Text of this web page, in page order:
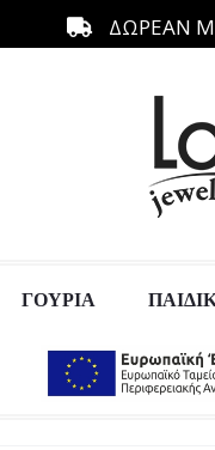
ΔΩΡΕΑΝ
ΓΟΥΡΙΑ